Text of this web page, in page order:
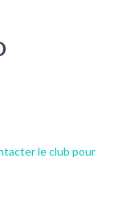
le club pour